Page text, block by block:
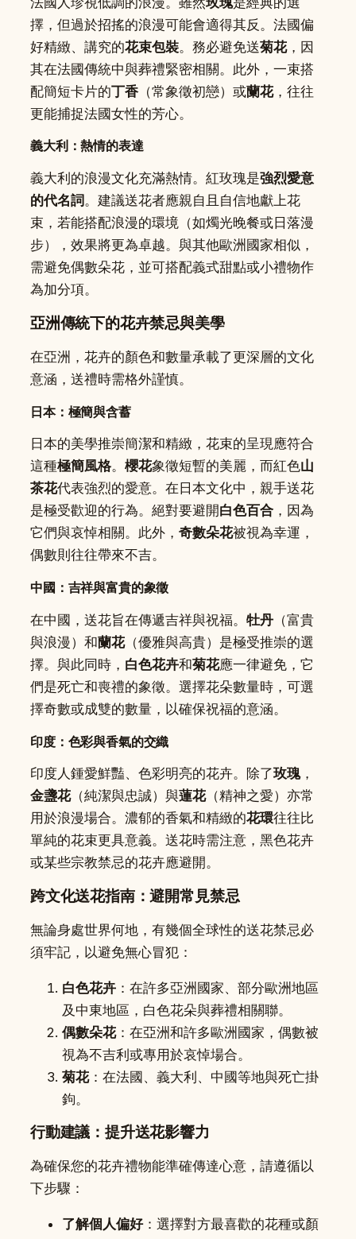
擇，但過於招搖的浪漫可能會適得其反。法國偏
好精緻、講究的花束包裝。務必避免送菊花，因
其在法國傳統中與葬禮緊密相關。此外，一束搭
配簡短卡片的丁香 （常象徵初戀）或蘭花，往往
更能捕捉法國女性的芳心。
義大利：熱情的表達
義大利的浪漫文化充滿熱情。紅玫瑰是強烈愛意
的代名詞。建議送花者應親自且自信地獻上花
束，若能搭配浪漫的環境（如燭光晚餐或日落漫
步），效果將更為卓越。與其他歐洲國家相似，
需避免偶數朵花，並可搭配義式甜點或小禮物作
為加分項。
亞洲傳統下的花卉禁忌與美學
在亞洲，花卉的顏色和數量承載了更深層的文化
意涵，送禮時需格外謹慎。
日本：極簡與含蓄
日本的美學推崇簡潔和精緻，花束的呈現應符合
這種極簡風格。 櫻花象徵短暫的美麗，而紅色山
茶花代表強烈的愛意。在日本文化中，親手送花
是極受歡迎的行為。絕對要避開白色百合 ，因為
它們與哀悼相關。此外， 奇數朵花被視為幸運，
偶數則往往帶來不吉。
中國：吉祥與富貴的象徵
在中國，送花旨在傳遞吉祥與祝福。 牡丹 （富貴
與浪漫）和蘭花（優雅與高貴）是極受推崇的選
擇。與此同時， 白色花卉和菊花應一律避免，它
們是死亡和喪禮的象徵。選擇花朵數量時，可選
擇奇數或成雙的數量，以確保祝福的意涵。
印度：色彩與香氣的交織
印度人鍾愛鮮豔、色彩明亮的花卉。除了玫瑰，
金盞花（純潔與忠誠）與蓮花（精神之愛）亦常
用於浪漫場合。濃郁的香氣和精緻的花環往往比
單純的花束更具意義。送花時需注意，黑色花卉
或某些宗教禁忌的花卉應避開。
跨文化送花指南：避開常見禁忌
無論身處世界何地，有幾個全球性的送花禁忌必
須牢記，以避免無心冒犯：
白色花卉 ：在許多亞洲國家、部分歐洲地區
及中東地區，白色花朵與葬禮相關聯。
偶數朵花：在亞洲和許多歐洲國家，偶數被
視為不吉利或專用於哀悼場合。
菊花：在法國、義大利、中國等地與死亡掛
鉤。
行動建議：提升送花影響力
為確保您的花卉禮物能準確傳達心意，請遵循以
下步驟：
了解個人偏好：選擇對方最喜歡的花種或顏